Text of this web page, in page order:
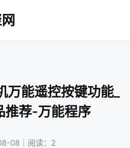
能遥控按键功能_
推荐-万能程序
08｜阅读：2